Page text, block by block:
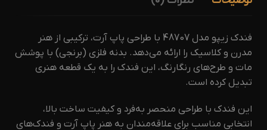
فندک زیپو مدل 48707 با طراحی پاپ آرت، ترکیبی از هنر
مدرن و کلاسیک را ارائه می‌دهد. بدنه فلزی (برنجی) با پوشش
مات و طرح‌های رنگارنگ، این فندک را به یک قطعه هنری
تبدیل کرده است.
این فندک با طراحی منحصر به‌فرد و کیفیت ساخت بالا،
انتخابی مناسب برای علاقه‌مندان به هنر پاپ آرت و فندک‌های